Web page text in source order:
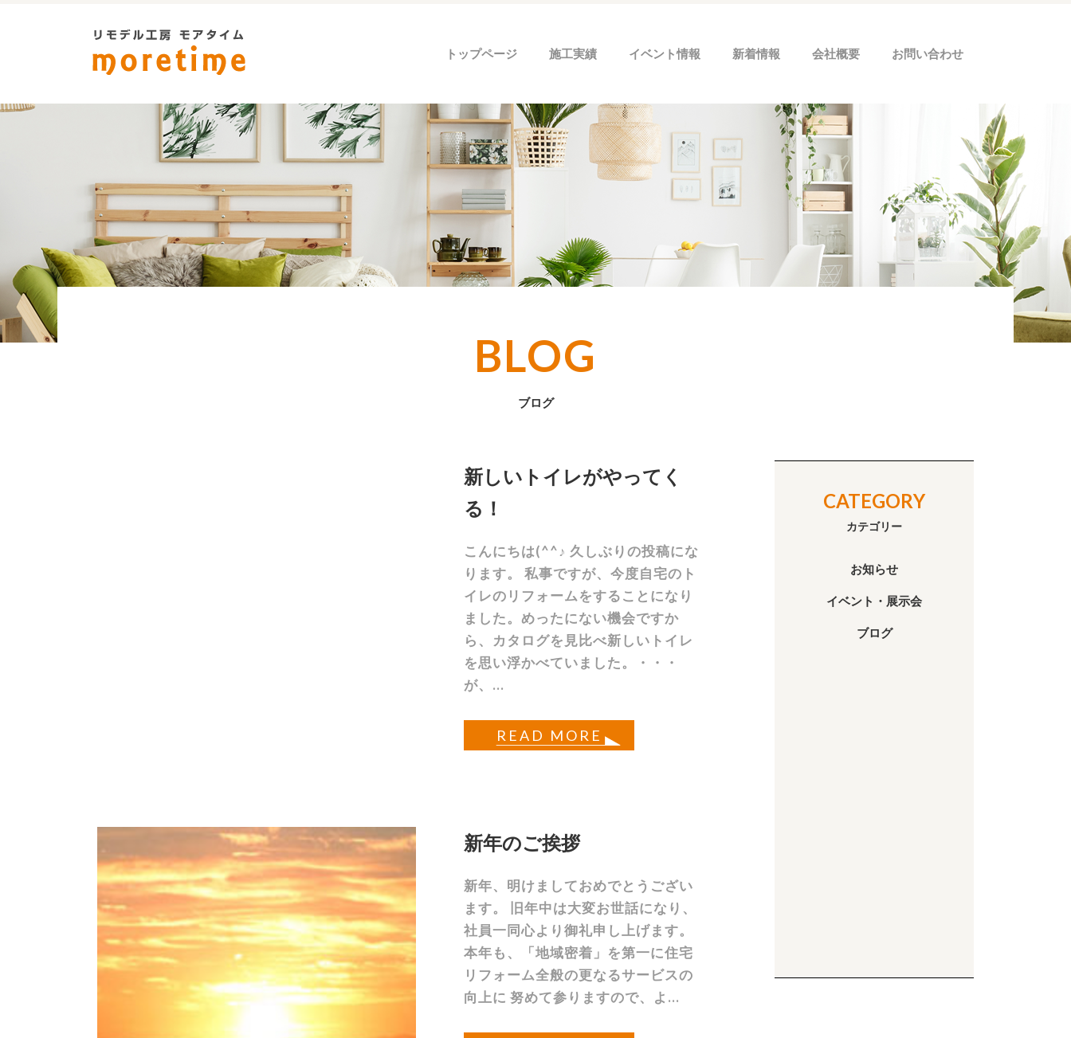
トップページ 施工実績 イベント情報 新着情報 会社概要 お問い合わせ
BLOG
ブログ
新しいトイレがやってく
る！
こんにちは(^^♪ 久しぶりの投稿にな
ります。 私事ですが、今度自宅のト
イレのリフォームをすることになり
ました。めったにない機会ですか
ら、カタログを見比べ新しいトイレ
を思い浮かべていました。・・・
が、...
READ MORE
新年のご挨拶
新年、明けましておめでとうござい
ます。 旧年中は大変お世話になり、
社員一同心より御礼申し上げます。
本年も、「地域密着」を第一に住宅
リフォーム全般の更なるサービスの
向上に 努めて参りますので、よ...
CATEGORY
カテゴリー
お知らせ
イベント・展示会
ブログ